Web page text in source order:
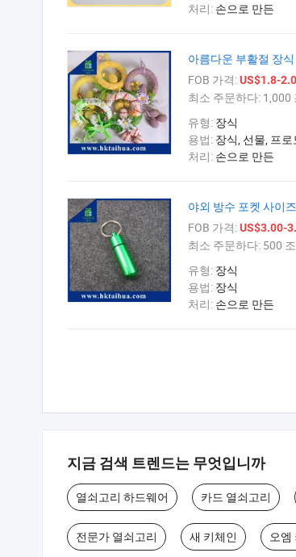
처리: 손으로 만든
아름다운 부활절 장
FOB 가격:US$1.8-
최소 주문하다: 1,000
유형: 장식
용법: 장식, 선물, 프
처리: 손으로 만든
야외 방수 포켓 사이
FOB 가격:US$3.00-
최소 주문하다: 500
유형: 장식
용법: 장식
처리: 손으로 만든
지금 검색 트렌드는 무엇입니까
열쇠고리 하드웨어 카드 열쇠고리
전문가 열쇠고리 새 키체인 오엠